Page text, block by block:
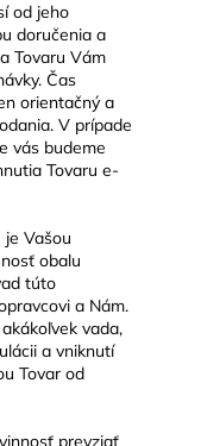
od jeho
doručenia a
Tovaru Vám
Čas
orientačný a
V prípade
vás budeme
Tovaru e-
Vašou
obalu
túto
a Nám.
vada,
a vniknutí
Tovar od
prevziať